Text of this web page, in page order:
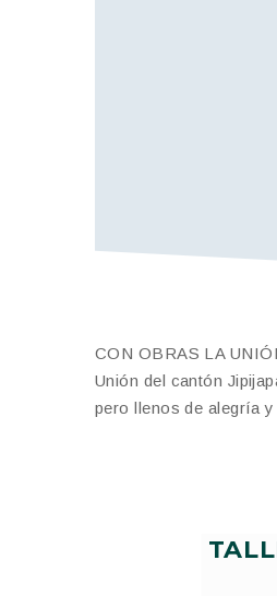
CON OBRAS LA
Unión del cantón
pero llenos de alegría